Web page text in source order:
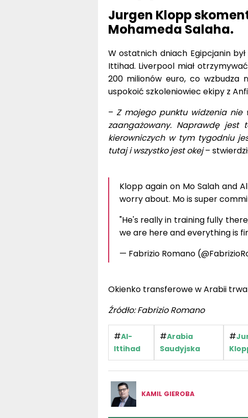
Jurgen Klopp
Mohameda Salaha.
W ostatnich dniach Egipcjanin
Ittihad. Liverpool miał
200 milionów euro, co wzbudza
uspokoić szkoleniowiec ekipy z
–Z mojego punktu widzenia nie
zaangażowany. Naprawdę
kierowniczych w tym tygodniu
tutaj i wszystko jest okej–
Klopp again on Mo Salah and
worry about. Mo is super
"He's really in training fully
we are here and everything is
— Fabrizio Romano
Okienko transferowe w Arabii trwa
Źródło: Fabrizio Romano
#Al-
Ittihad
#Arabia
Saudyjska
#
KAMIL GIEROBA